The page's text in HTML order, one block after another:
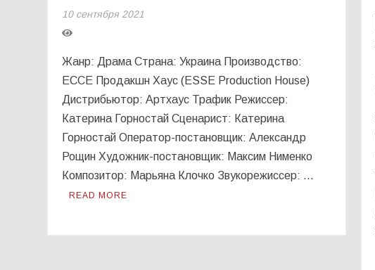
10 сентября 2021
Жанр: Драма Страна: Украина Производство:
ЕССЕ Продакшн Хаус (ESSE Production House)
Дистрибьютор: Артхаус Трафик Режиссер:
Катерина Горностай Сценарист: Катерина
Горностай Оператор-постановщик: Александр
Рощин Художник-постановщик: Максим Нименко
Композитор: Марьяна Клочко Звукорежиссер: …
READ MORE